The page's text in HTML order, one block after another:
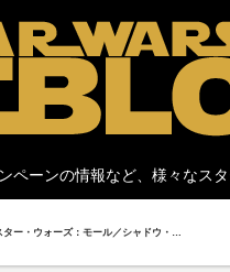
ーンの情報など、様々なス